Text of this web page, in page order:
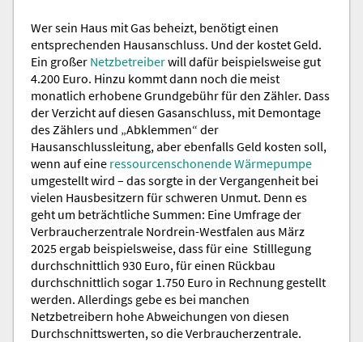
Wer sein Haus mit Gas beheizt, benötigt einen
entsprechenden Hausanschluss. Und der kostet Geld.
Ein großer Netzbetreiberwill dafür beispielsweise gut
4.200 Euro. Hinzu kommt dann noch die meist
monatlich erhobene Grundgebühr für den Zähler. Dass
der Verzicht auf diesen Gasanschluss, mit Demontage
des Zählers und „Abklemmen“ der
Hausanschlussleitung, aber ebenfalls Geld kosten soll,
wenn auf eine ressourcenschonende Wärmepumpe
umgestellt wird – das sorgte in der Vergangenheit bei
vielen Hausbesitzern für schweren Unmut. Denn es
geht um beträchtliche Summen: Eine Umfrage der
Verbraucherzentrale Nordrein-Westfalen aus März
2025 ergab beispielsweise, dass für eine Stilllegung
durchschnittlich 930 Euro, für einen Rückbau
durchschnittlich sogar 1.750 Euro in Rechnung gestellt
werden. Allerdings gebe es bei manchen
Netzbetreibern hohe Abweichungen von diesen
Durchschnittswerten, so die Verbraucherzentrale.